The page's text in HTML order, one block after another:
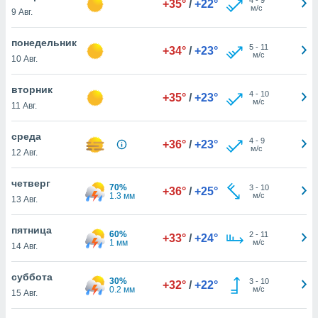
действия
рекламу
нашей
cookie
cookie
в
нашего
9 Авг.
+35° / +22°
м/с
понедельник
10 Авг.
+34° / +23° 5- 11
м/с
вторник
11 Авг.
+35° / +23° 4- 10
м/с
среда
12 Авг.
+36° / +23° 4- 9
м/с
четверг
13 Авг.
70%
1.3 мм
+36° / +25° 3- 10
м/с
пятница
14 Авг.
60%
1 мм
+33° / +24° 2- 11
м/с
суббота
15 Авг.
30%
0.2 мм
+32° / +22° 3- 10
м/с